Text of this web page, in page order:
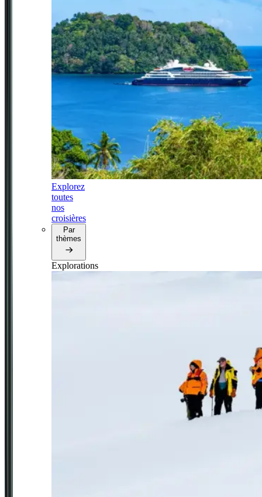
Explorez
toutes
nos
croisières
Par
thèmes
Explorations